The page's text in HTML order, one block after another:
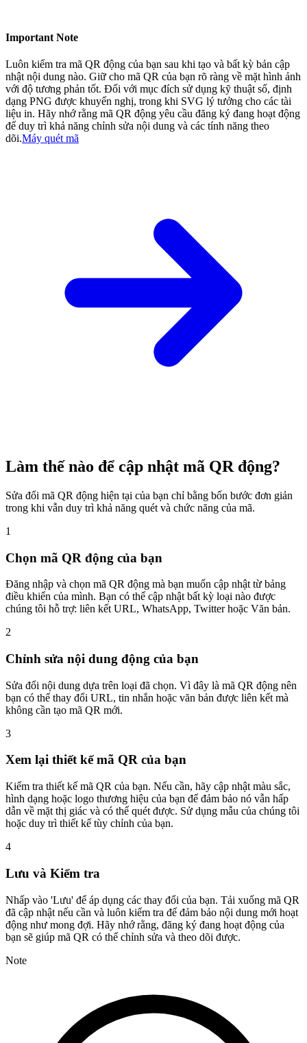
Important Note
Luôn kiểm tra mã QR động của bạn sau khi tạo và bất kỳ bản cập
nhật nội dung nào. Giữ cho mã QR của bạn rõ ràng về mặt hình ảnh
với độ tương phản tốt. Đối với mục đích sử dụng kỹ thuật số, định
dạng PNG được khuyến nghị, trong khi SVG lý tưởng cho các tài
liệu in. Hãy nhớ rằng mã QR động yêu cầu đăng ký đang hoạt động
để duy trì khả năng chỉnh sửa nội dung và các tính năng theo
dõi.Máy quét mã
Làm thế nào để cập nhật mã QR động?
Sửa đổi mã QR động hiện tại của bạn chỉ bằng bốn bước đơn giản
trong khi vẫn duy trì khả năng quét và chức năng của mã.
1
Chọn mã QR động của bạn
Đăng nhập và chọn mã QR động mà bạn muốn cập nhật từ bảng
điều khiển của mình. Bạn có thể cập nhật bất kỳ loại nào được
chúng tôi hỗ trợ: liên kết URL, WhatsApp, Twitter hoặc Văn bản.
2
Chỉnh sửa nội dung động của bạn
Sửa đổi nội dung dựa trên loại đã chọn. Vì đây là mã QR động nên
bạn có thể thay đổi URL, tin nhắn hoặc văn bản được liên kết mà
không cần tạo mã QR mới.
3
Xem lại thiết kế mã QR của bạn
Kiểm tra thiết kế mã QR của bạn. Nếu cần, hãy cập nhật màu sắc,
hình dạng hoặc logo thương hiệu của bạn để đảm bảo nó vẫn hấp
dẫn về mặt thị giác và có thể quét được. Sử dụng mẫu của chúng tôi
hoặc duy trì thiết kế tùy chỉnh của bạn.
4
Lưu và Kiểm tra
Nhấp vào 'Lưu' để áp dụng các thay đổi của bạn. Tải xuống mã QR
đã cập nhật nếu cần và luôn kiểm tra để đảm bảo nội dung mới hoạt
động như mong đợi. Hãy nhớ rằng, đăng ký đang hoạt động của
bạn sẽ giúp mã QR có thể chỉnh sửa và theo dõi được.
Note